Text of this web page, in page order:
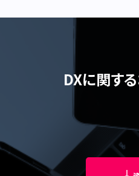
DXに関す